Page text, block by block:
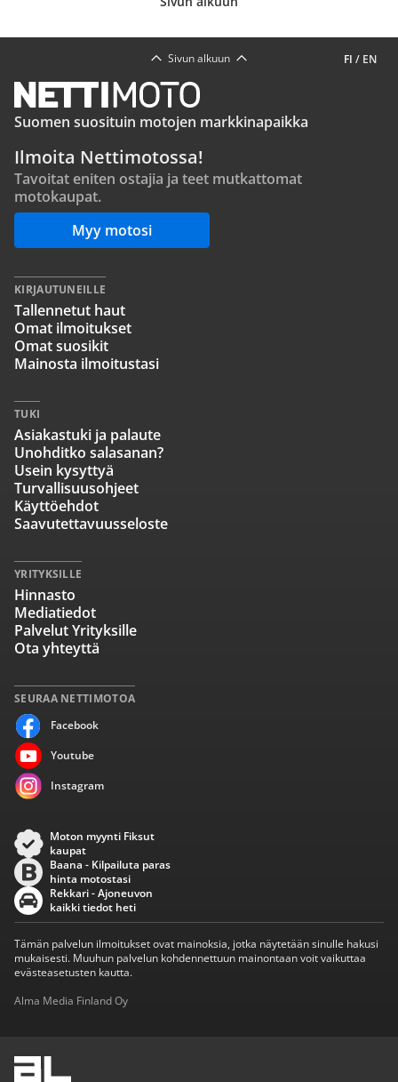
FI / EN
Sivun alkuun
Suomen suosituin motojen markkinapaikka
Ilmoita Nettimotossa!
Tavoitat eniten ostajia ja teet mutkattomat
motokaupat.
Myy motosi
SEURAA NETTIMOTOA
Facebook
Youtube
Instagram
KIRJAUTUNEILLE
Tallennetut haut
Omat ilmoitukset
Omat suosikit
Mainosta ilmoitustasi
TUKI
Asiakastuki ja palaute
Unohditko salasanan?
Usein kysyttyä
Turvallisuusohjeet
Käyttöehdot
Saavutettavuusseloste
YRITYKSILLE
Hinnasto
Mediatiedot
Palvelut Yrityksille
Ota yhteyttä
Moton myynti Fiksut
kaupat
Baana - Kilpailuta paras
hinta motostasi
Rekkari - Ajoneuvon
kaikki tiedot heti
Tämän palvelun ilmoitukset ovat mainoksia, jotka näytetään sinulle hakusi
mukaisesti. Muuhun palvelun kohdennettuun mainontaan voit vaikuttaa
evästeasetusten kautta.
Alma Media Finland Oy